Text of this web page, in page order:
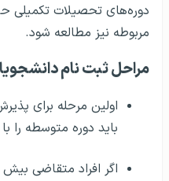
دوره‌های تحصیلات تکمیلی
مربوطه نیز مطالعه شود.
مراحل ثبت نام
اولین مرحله برای
باید دوره متوسطه را